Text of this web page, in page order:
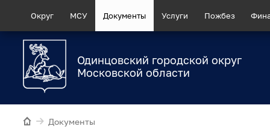
Округ МСУ Документы Услуги Пожбез
Одинцовский городской округ
Московской области
Документы